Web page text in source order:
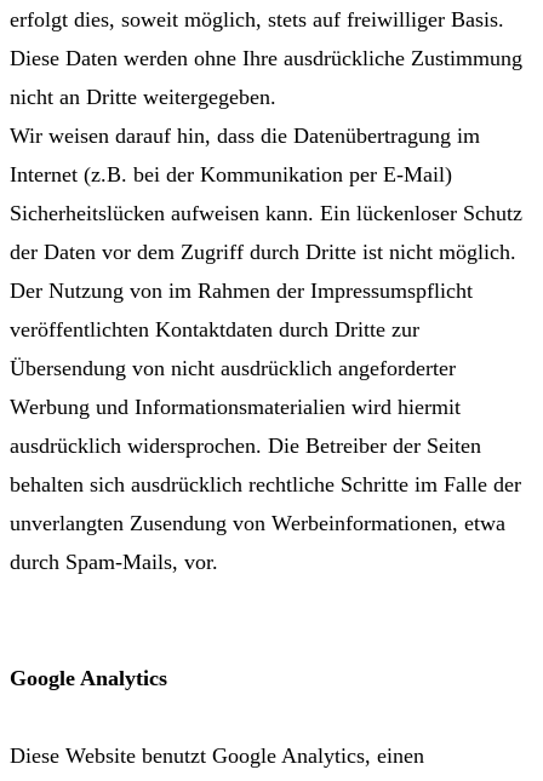
erfolgt dies, soweit möglich, stets auf freiwilliger Basis.
Diese Daten werden ohne Ihre ausdrückliche Zustimmung
nicht an Dritte weitergegeben.
Wir weisen darauf hin, dass die Datenübertragung im
Internet (z.B. bei der Kommunikation per E-Mail)
Sicherheitslücken aufweisen kann. Ein lückenloser Schutz
der Daten vor dem Zugriff durch Dritte ist nicht möglich.
Der Nutzung von im Rahmen der Impressumspflicht
veröffentlichten Kontaktdaten durch Dritte zur
Übersendung von nicht ausdrücklich angeforderter
Werbung und Informationsmaterialien wird hiermit
ausdrücklich widersprochen. Die Betreiber der Seiten
behalten sich ausdrücklich rechtliche Schritte im Falle der
unverlangten Zusendung von Werbeinformationen, etwa
durch Spam-Mails, vor.
Google Analytics
Diese Website benutzt Google Analytics, einen